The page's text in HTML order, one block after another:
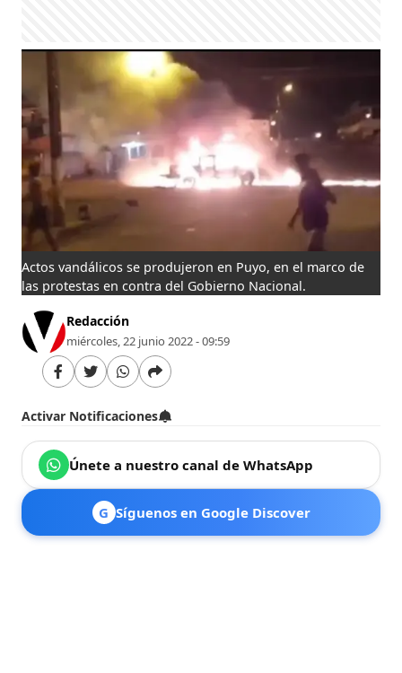
Actos vandálicos se produjeron en Puyo, en el marco de
las protestas en contra del Gobierno Nacional.
Redacción
miércoles, 22 junio 2022 - 09:59
Activar Notificaciones
Únete a nuestro canal de WhatsApp
G Síguenos en Google Discover